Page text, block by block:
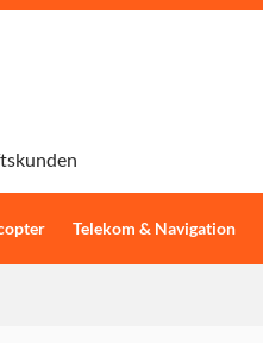
Telekom & Navigation